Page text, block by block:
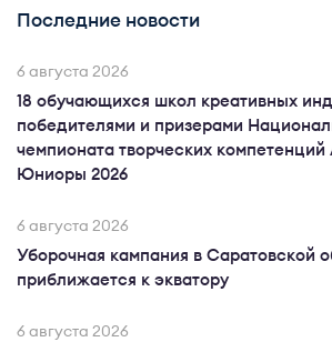
Последние новости
6 августа 2026
18 обучающихся школ креативных
победителями и призерами
чемпионата творческих
Юниоры 2026
6 августа 2026
Уборочная кампания в Саратовской
приближается к экватору
6 августа 2026